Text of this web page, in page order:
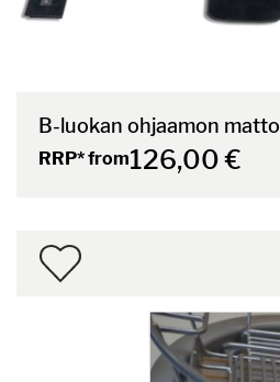
B-luokan ohjaamon matto
RRP* from126,00 €